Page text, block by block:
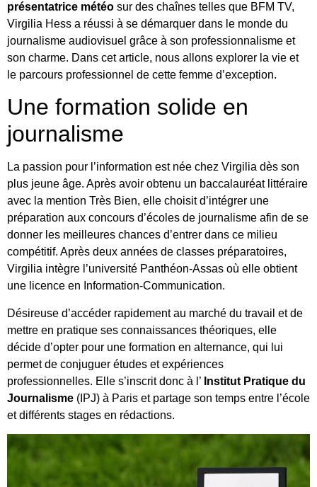
présentatrice météo sur des chaînes telles que BFM TV,
Virgilia Hess a réussi à se démarquer dans le monde du
journalisme audiovisuel grâce à son professionnalisme et
son charme. Dans cet article, nous allons explorer la vie et
le parcours professionnel de cette femme d’exception.
Une formation solide en
journalisme
La passion pour l’information est née chez Virgilia dès son
plus jeune âge. Après avoir obtenu un baccalauréat littéraire
avec la mention Très Bien, elle choisit d’intégrer une
préparation aux concours d’écoles de journalisme afin de se
donner les meilleures chances d’entrer dans ce milieu
compétitif. Après deux années de classes préparatoires,
Virgilia intègre l’université Panthéon-Assas où elle obtient
une licence en Information-Communication.
Désireuse d’accéder rapidement au marché du travail et de
mettre en pratique ses connaissances théoriques, elle
décide d’opter pour une formation en alternance, qui lui
permet de conjuguer études et expériences
professionnelles. Elle s’inscrit donc à l’ Institut Pratique du
Journalisme (IPJ) à Paris et partage son temps entre l’école
et différents stages en rédactions.